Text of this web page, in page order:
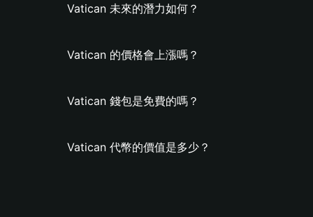
Vatican 未來的潛力如何？
Vatican 的價格會上漲嗎？
Vatican 錢包是免費的嗎？
Vatican 代幣的價值是多少？